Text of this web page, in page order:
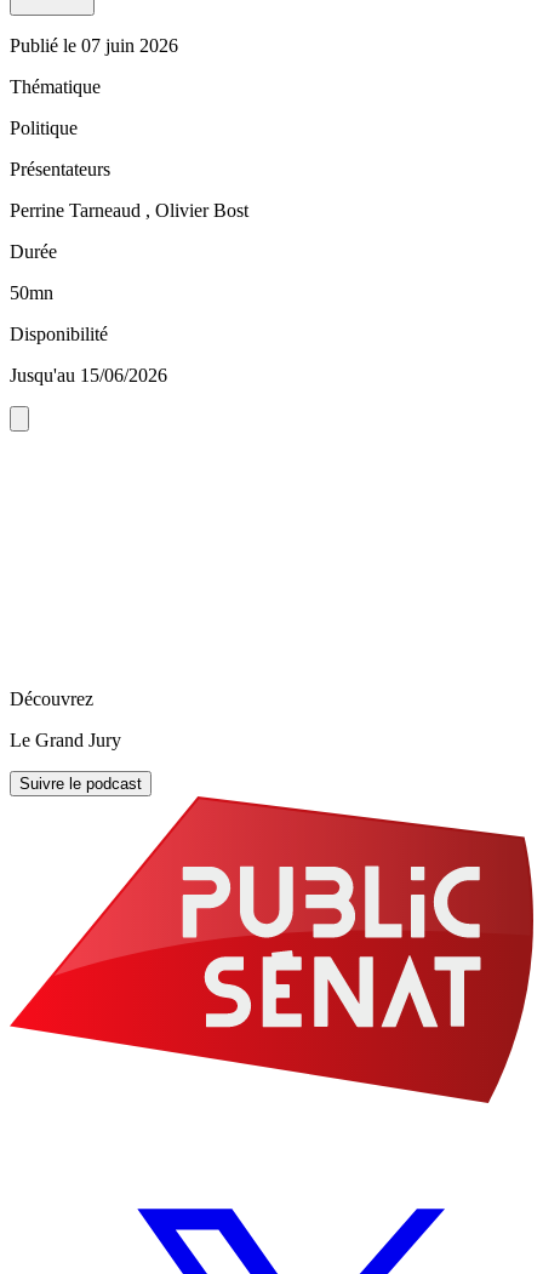
Publié le 07 juin 2026
Thématique
Politique
Présentateurs
Perrine Tarneaud , Olivier Bost
Durée
50mn
Disponibilité
Jusqu'au 15/06/2026
Découvrez
Le Grand Jury
Suivre le podcast